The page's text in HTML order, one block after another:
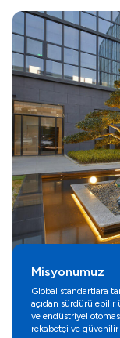
Misyonumuz
Global standartlara
açıdan sürdürülebilir
ve endüstriyel
rekabetçi ve